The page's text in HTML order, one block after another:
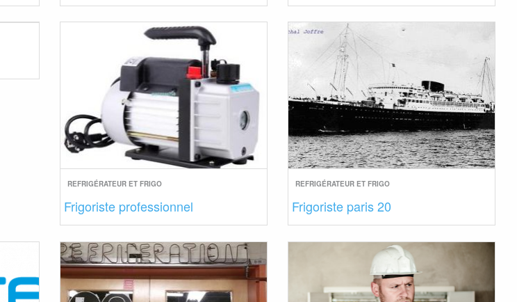
REFRIGÉRATEUR ET FRIGO
Frigoriste professionnel
REFRIGÉRATEUR ET FRIGO
Frigoriste paris 20